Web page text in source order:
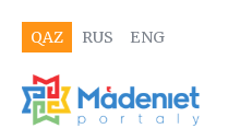
QAZ RUS ENG